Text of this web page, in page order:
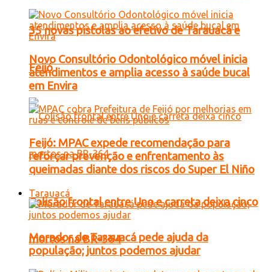
35 novas pistolas ao efetivo de Tarauacá e
Feijó
Colisão frontal entre Uno e carreta deixa cinco
mortos na BR-364
Novo Consultório Odontológico móvel inicia
atendimentos e amplia acesso à saúde bucal
em Envira
Feijó: MPAC expede recomendação para
reforçar prevenção e enfrentamento às
queimadas diante dos riscos do Super El Niño
Tarauacá
Morador de Tarauacá pede ajuda da
população; juntos podemos ajudar